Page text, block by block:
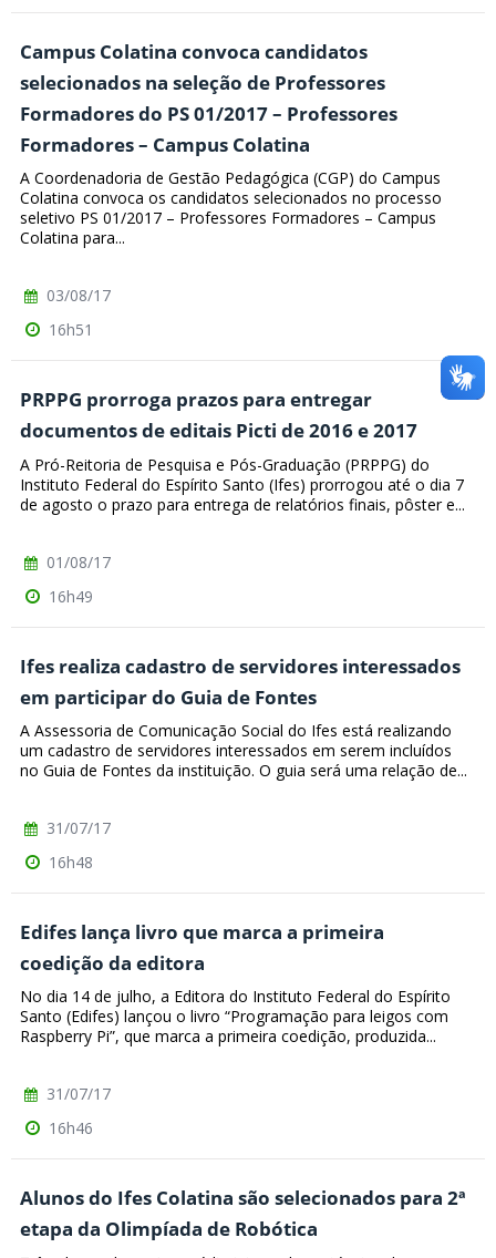
Campus Colatina convoca candidatos
selecionados na seleção de Professores
Formadores do PS 01/2017 – Professores
Formadores – Campus Colatina
A Coordenadoria de Gestão Pedagógica (CGP) do Campus
Colatina convoca os candidatos selecionados no processo
seletivo PS 01/2017 – Professores Formadores – Campus
Colatina para...
03/08/17
16h51
PRPPG prorroga prazos para entregar
documentos de editais Picti de 2016 e 2017
A Pró-Reitoria de Pesquisa e Pós-Graduação (PRPPG) do
Instituto Federal do Espírito Santo (Ifes) prorrogou até o dia 7
de agosto o prazo para entrega de relatórios finais, pôster e...
01/08/17
16h49
Ifes realiza cadastro de servidores interessados
em participar do Guia de Fontes
A Assessoria de Comunicação Social do Ifes está realizando
um cadastro de servidores interessados em serem incluídos
no Guia de Fontes da instituição. O guia será uma relação de...
31/07/17
16h48
Edifes lança livro que marca a primeira
coedição da editora
No dia 14 de julho, a Editora do Instituto Federal do Espírito
Santo (Edifes) lançou o livro “Programação para leigos com
Raspberry Pi”, que marca a primeira coedição, produzida...
31/07/17
16h46
Alunos do Ifes Colatina são selecionados para 2ª
etapa da Olimpíada de Robótica